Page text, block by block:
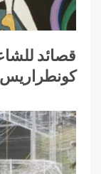
قصائد
كونطراريس